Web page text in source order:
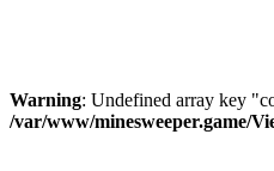
Warning: Undefined array key
/var/www/minesweeper.game/